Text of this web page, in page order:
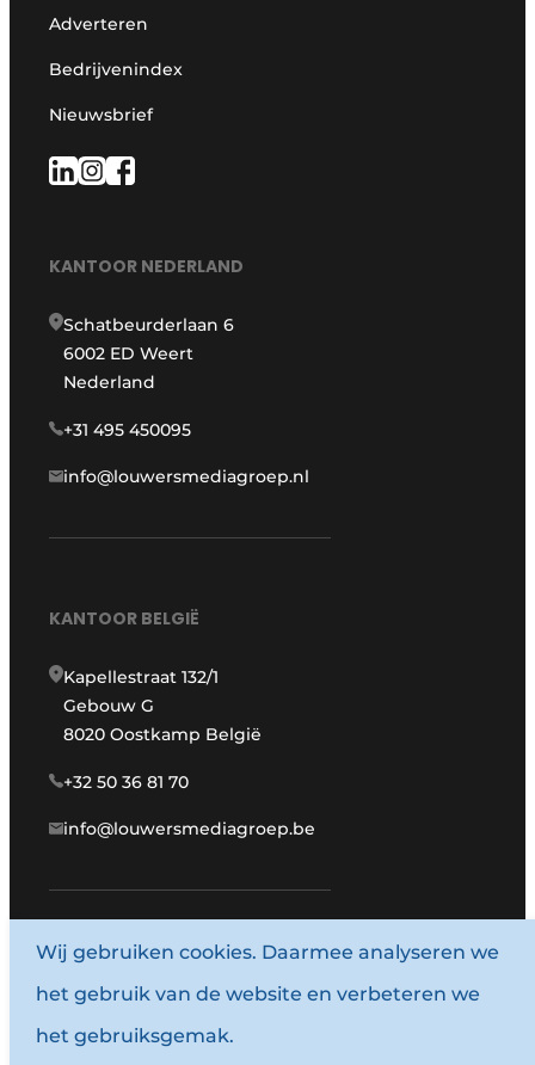
Adverteren
Bedrijvenindex
Nieuwsbrief
KANTOOR NEDERLAND
Schatbeurderlaan 6
6002 ED Weert
Nederland
+31 495 450095
info@louwersmediagroep.nl
KANTOOR BELGIË
Kapellestraat 132/1
Gebouw G
8020 Oostkamp België
+32 50 36 81 70
info@louwersmediagroep.be
www.louwersmediagroep.com
© 1987 - 2026 Louwersmediagroep.
Algemene voorwaarden
Wij gebruiken cookies. Daarmee analyseren we
het gebruik van de website en verbeteren we
het gebruiksgemak.